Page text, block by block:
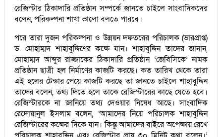
রেজিস্টার ঠিকাদারি প্রতিষ্ঠান সম্পর্কে জানতে চাইলে সাংবাদিকদের
বলেন, পরিকল্পনা শাখা ভালো বলতে পারবে।
পরে তারা দুজন পরিকল্পনা ও উন্নয়ন দফতরের পরিচালক (ভারপ্রাপ্ত)
ড. মোহাম্মদ শাহাবুদ্দিণের কক্ষে যান। শাহাবুদ্দিন তাদের জানান,
মোহাম্মদ আব্দুর রাজ্জাকের ঠিকাদারি প্রতিষ্ঠান ‘জেবিসিকে’ নামক
প্রতিষ্ঠান ছাত্রী হল নির্মাণের কাজটি করছে। কত তারিখ থেকে তারা
এই হলের টেন্ডার পেয়ে কাজটি করছে তা জানতে চাইলে শাহাবুদ্দিন
তাদের বলেন, তথ্য দিতে হলে তাকে রেজিস্টারের কাছে যেতে হবে।
রেজিস্টারকে না জানিয়ে তথ্য দেওয়ার নিষেধ আছে। সাংবাদিক
রেদোয়ানুল ইসলাম বলেন, ‘আমাদের নিয়ে পরিচালক শাহাবুদ্দিন
রেজিস্টারের কক্ষের দিকে যান। কিন্তু আমাদের বাইরে অপেক্ষায় রেখে